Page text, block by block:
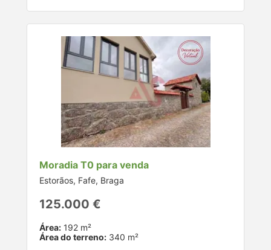
Moradia T0 para venda
Estorãos, Fafe, Braga
125.000 €
Área: 192 m²
Área do terreno: 340 m²